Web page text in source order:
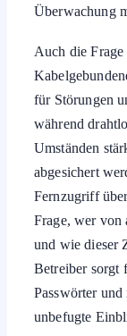
für Störungen
während
Umständen
abgesichert
Fernzugriff
Frage, wer von
und wie dieser
Betreiber sorgt
Passwörter
unbefugte